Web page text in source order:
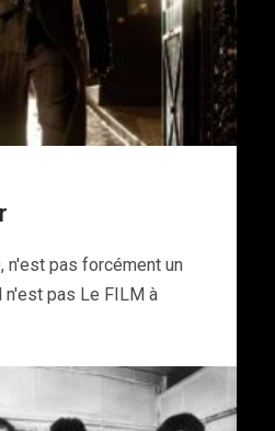
n'est pas forcément un
pas Le FILM à